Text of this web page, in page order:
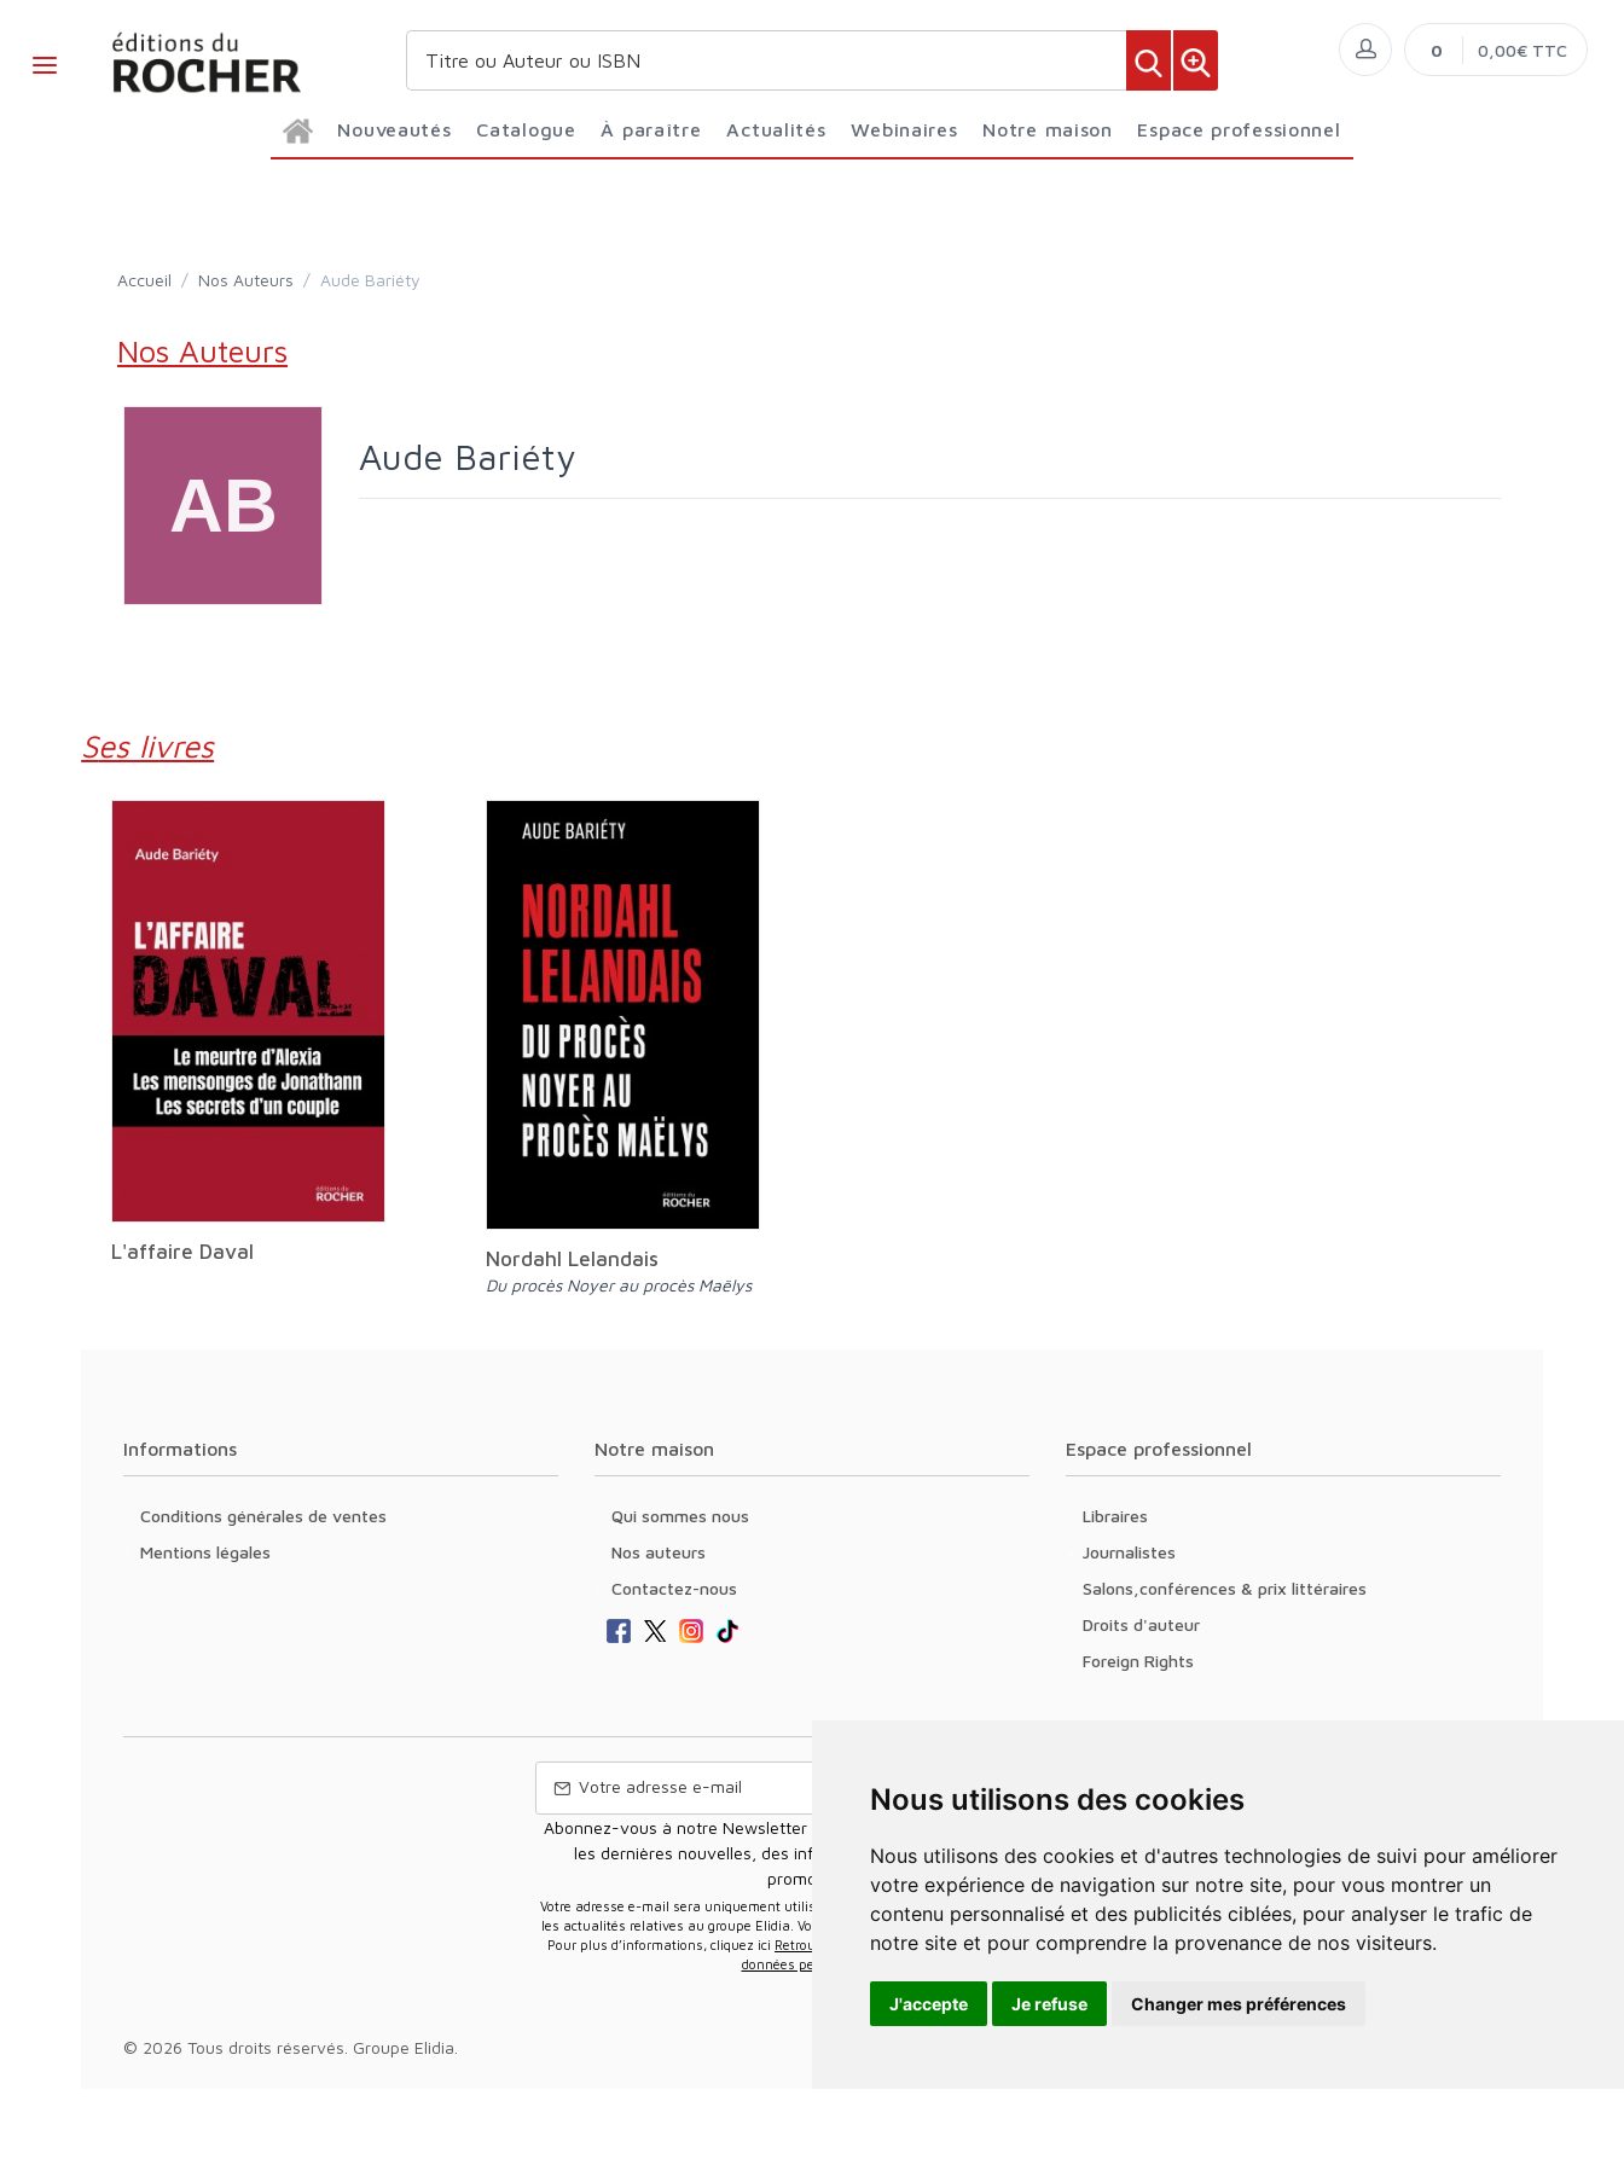
Nous utilisons des cookies
Nous utilisons des cookies et d'autres technologies de suivi pour améliorer
votre expérience de navigation sur notre site, pour vous montrer un
contenu personnalisé et des publicités ciblées, pour analyser le trafic de
notre site et pour comprendre la provenance de nos visiteurs.
J'accepte Je refuse Changer mes préférences
Nouveautés Catalogue À paraître Actualités Webinaires Notre maison Espace professionnel
0 0,00€ TTC
Accueil / Nos Auteurs / Aude Bariéty
Nos Auteurs
Aude Bariéty
Ses livres
L'affaire Daval Nordahl Lelandais
Du procès Noyer au procès Maëlys
Informations
Conditions générales de ventes
Mentions légales
Notre maison
Qui sommes nous
Nos auteurs
Contactez-nous
Espace professionnel
Libraires
Journalistes
Salons,conférences & prix littéraires
Droits d'auteur
Foreign Rights
Abonnez-vous à notre Newsletter pour recevoir nos nouvelles offres,
les dernières nouvelles, des informations sur les ventes et les
promotions.
Votre adresse e-mail sera uniquement utilisée pour vous envoyer des informations sur
les actualités relatives au groupe Elidia. Vous pouvez vous désinscrire à tout moment.
Pour plus d’informations, cliquez ici Retrouvez ici notre politique de protection de vos
données personnelles
© 2026 Tous droits réservés. Groupe Elidia